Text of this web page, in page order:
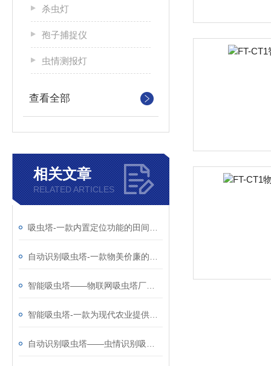
杀虫灯
孢子捕捉仪
虫情测报灯
查看全部
相关文章
RELATED ARTICLES